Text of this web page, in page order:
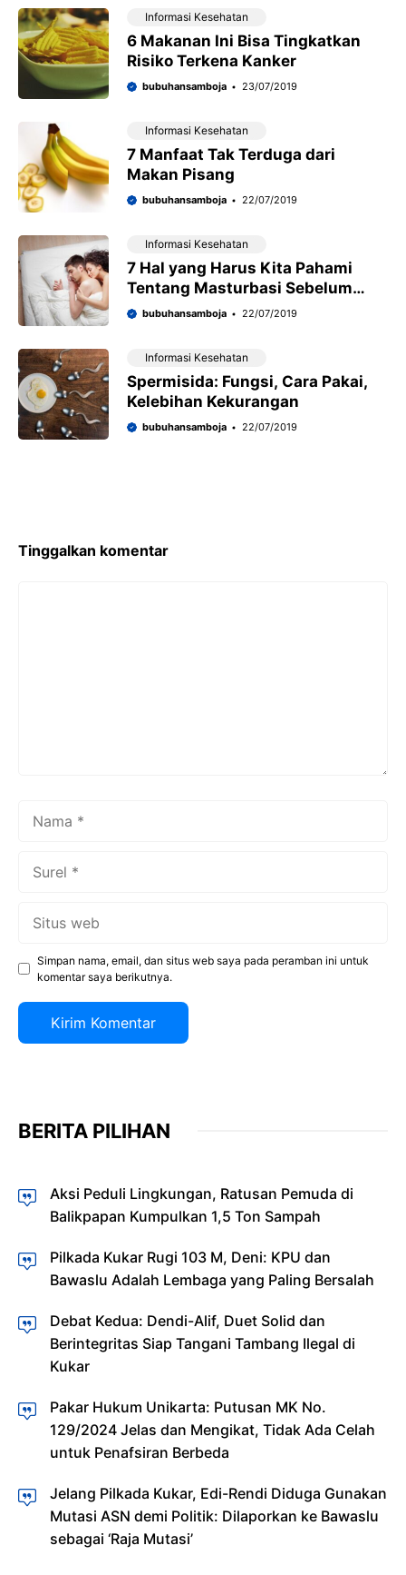
Informasi Kesehatan
6 Makanan Ini Bisa Tingkatkan
Risiko Terkena Kanker
bubuhansamboja 23/07/2019
Informasi Kesehatan
7 Manfaat Tak Terduga dari
Makan Pisang
bubuhansamboja 22/07/2019
Informasi Kesehatan
7 Hal yang Harus Kita Pahami
Tentang Masturbasi Sebelum
Seks
bubuhansamboja 22/07/2019
Informasi Kesehatan
Spermisida: Fungsi, Cara Pakai,
Kelebihan Kekurangan
bubuhansamboja 22/07/2019
Tinggalkan komentar
Simpan nama, email, dan situs web saya pada peramban ini untuk
komentar saya berikutnya.
BERITA PILIHAN
Aksi Peduli Lingkungan, Ratusan Pemuda di
Balikpapan Kumpulkan 1,5 Ton Sampah
Pilkada Kukar Rugi 103 M, Deni: KPU dan
Bawaslu Adalah Lembaga yang Paling Bersalah
Debat Kedua: Dendi-Alif, Duet Solid dan
Berintegritas Siap Tangani Tambang Ilegal di
Kukar
Pakar Hukum Unikarta: Putusan MK No.
129/2024 Jelas dan Mengikat, Tidak Ada Celah
untuk Penafsiran Berbeda
Jelang Pilkada Kukar, Edi-Rendi Diduga Gunakan
Mutasi ASN demi Politik: Dilaporkan ke Bawaslu
sebagai ‘Raja Mutasi’